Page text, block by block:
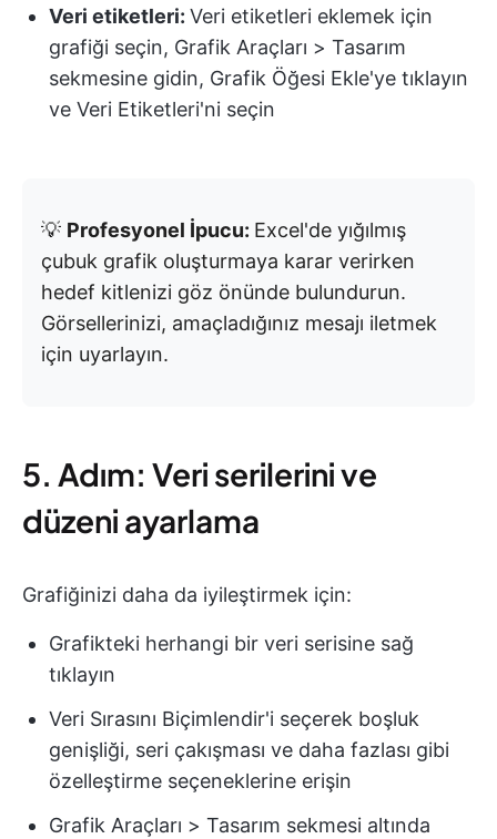
Veri etiketleri: Veri etiketleri eklemek için
grafiği seçin, Grafik Araçları > Tasarım
sekmesine gidin, Grafik Öğesi Ekle'ye tıklayın
ve Veri Etiketleri'ni seçin
💡 Profesyonel İpucu: Excel'de yığılmış
çubuk grafik oluşturmaya karar verirken
hedef kitlenizi göz önünde bulundurun.
Görsellerinizi, amaçladığınız mesajı iletmek
için uyarlayın.
5. Adım: Veri serilerini ve
düzeni ayarlama
Grafiğinizi daha da iyileştirmek için:
Grafikteki herhangi bir veri serisine sağ
tıklayın
Veri Sırasını Biçimlendir'i seçerek boşluk
genişliği, seri çakışması ve daha fazlası gibi
özelleştirme seçeneklerine erişin
Grafik Araçları > Tasarım sekmesi altında